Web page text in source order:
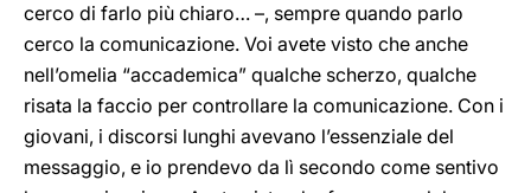
cerco di farlo più chiaro… –, sempre quando parlo
cerco la comunicazione. Voi avete visto che anche
nell’omelia “accademica” qualche scherzo, qualche
risata la faccio per controllare la comunicazione. Con i
giovani, i discorsi lunghi avevano l’essenziale del
messaggio, e io prendevo da lì secondo come sentivo